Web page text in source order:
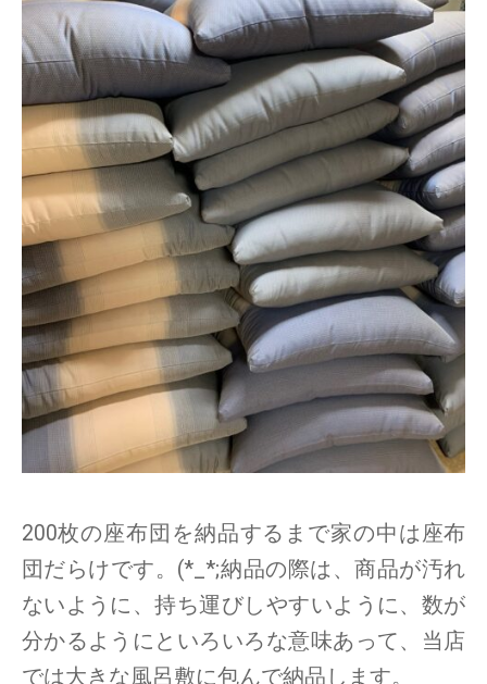
200枚の座布団を納品するまで家の中は座布
団だらけです。(*_*;納品の際は、商品が汚れ
ないように、持ち運びしやすいように、数が
分かるようにといろいろな意味あって、当店
では大きな風呂敷に包んで納品します。